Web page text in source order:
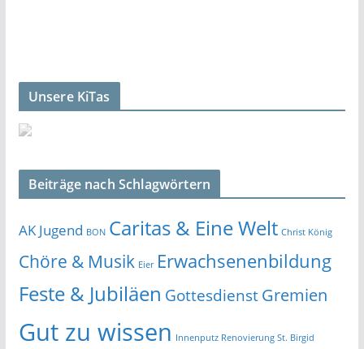
Unsere KiTas
Beiträge nach Schlagwörtern
AK Jugend BON Caritas & Eine Welt Christ König
Chöre & Musik Eier Erwachsenenbildung
Feste & Jubiläen GottesdienstGremien
Gut zu wissen Innenputz Renovierung St. Birgid